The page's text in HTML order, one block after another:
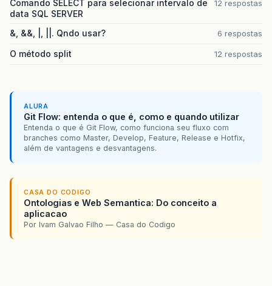
Comando SELECT para selecionar intervalo de
data SQL SERVER
12 respostas
&, &&, |, ||. Qndo usar? 6 respostas
O método split 12 respostas
ALURA
Git Flow: entenda o que é, como e quando utilizar
Entenda o que é Git Flow, como funciona seu fluxo com
branches como Master, Develop, Feature, Release e Hotfix,
além de vantagens e desvantagens.
CASA DO CODIGO
Ontologias e Web Semantica: Do conceito a
aplicacao
Por Ivam Galvao Filho — Casa do Codigo